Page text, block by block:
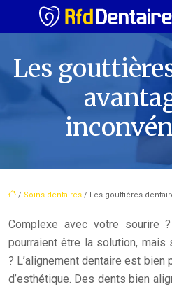
Les
/ Soins dentaires / Les gouttières
Complexe avec votre sourire
pourraient être la solution,
? L’alignement dentaire est bien
d’esthétique. Des dents bien